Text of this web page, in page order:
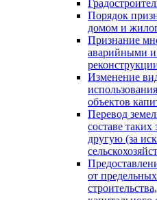
Порядок
домом и
Признание
аварийными
Изменение
объектов
Перевод
составе
другую (за
от